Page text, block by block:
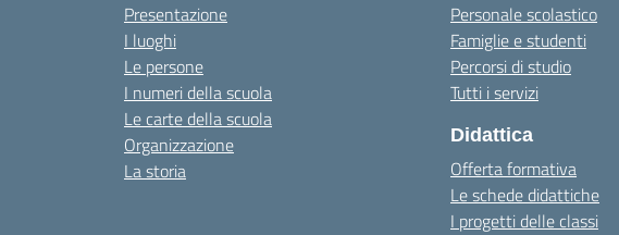
Presentazione
I luoghi
Le persone
I numeri della scuola
Le carte della scuola
Organizzazione
La storia
Personale scolastico
Famiglie e studenti
Percorsi di studio
Tutti i servizi
Didattica
Offerta formativa
Le schede didattiche
I progetti delle classi